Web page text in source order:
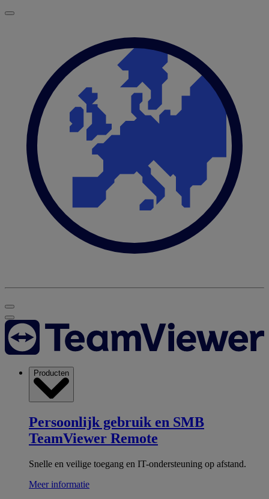
Producten
Persoonlijk gebruik en SMB
TeamViewer Remote
Snelle en veilige toegang en IT-ondersteuning op afstand.
Meer informatie